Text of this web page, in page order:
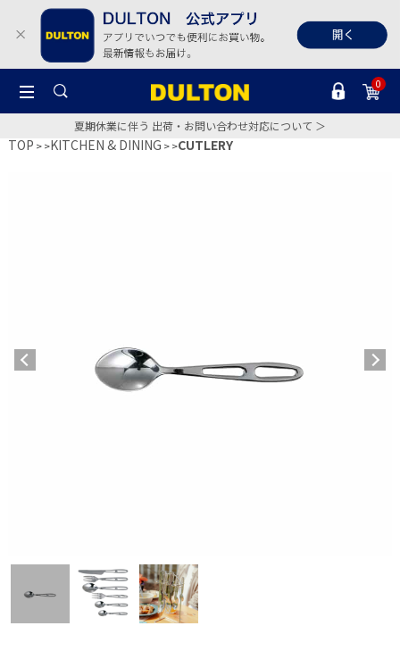
0
夏期休業に伴う 出荷・お問い合わせ対応について ＞
TOP >KITCHEN & DINING >CUTLERY